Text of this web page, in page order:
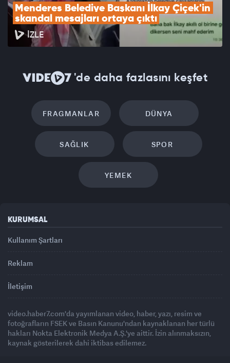
Menderes Belediye Başkanı İlkay Çiçek'in
skandal mesajları ortaya çıktı
İZLE
'de daha fazlasını keşfet
FRAGMANLAR DÜNYA
SAĞLIK SPOR
YEMEK
KURUMSAL
Kullanım Şartları
Reklam
İletişim
video.haber7.com'da yayımlanan video, haber, yazı, resim ve
fotoğrafların FSEK ve Basın Kanunu'ndan kaynaklanan her türlü
hakları Nokta Elektronik Medya A.Ş.'ye aittir. İzin alınmaksızın,
kaynak gösterilerek dahi iktibas edilemez.